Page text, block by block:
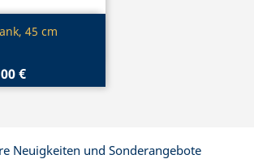
45 cm
€
Neuigkeiten und Sonderangebote